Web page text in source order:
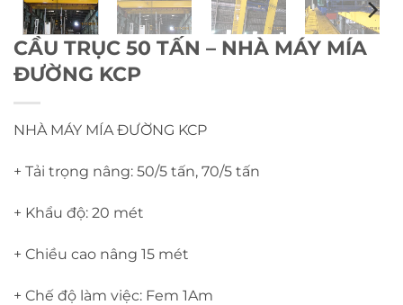
CẦU TRỤC 50 TẤN – NHÀ MÁY MÍA
ĐƯỜNG KCP
NHÀ MÁY MÍA ĐƯỜNG KCP
+ Tải trọng nâng: 50/5 tấn, 70/5 tấn
+ Khẩu độ: 20 mét
+ Chiều cao nâng 15 mét
+ Chế độ làm việc: Fem 1Am